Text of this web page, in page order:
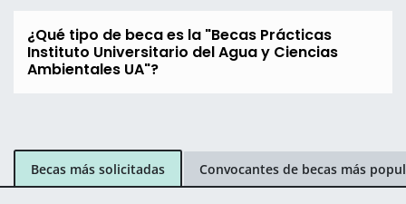
¿Qué tipo de beca es la "Becas Prácticas
Instituto Universitario del Agua y Ciencias
Ambientales UA"?
Becas más solicitadas Convocantes de becas más